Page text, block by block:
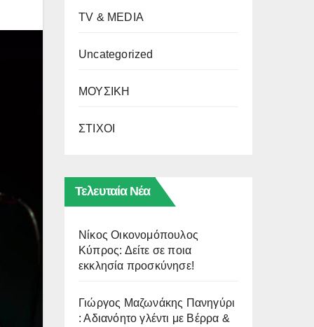
TV & MEDIA
Uncategorized
ΜΟΥΣΙΚΗ
ΣΤΙΧΟΙ
Τελευταία Νέα
Νίκος Οικονομόπουλος
Κύπρος: Δείτε σε ποια
εκκλησία προσκύνησε!
Γιώργος Μαζωνάκης Πανηγύρι
: Αδιανόητο γλέντι με Βέρρα &